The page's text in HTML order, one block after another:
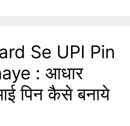
Se UPI Pin
: आधार
पिन कैसे बनाये